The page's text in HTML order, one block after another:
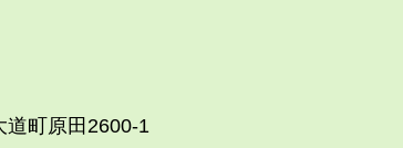
道町原田2600-1